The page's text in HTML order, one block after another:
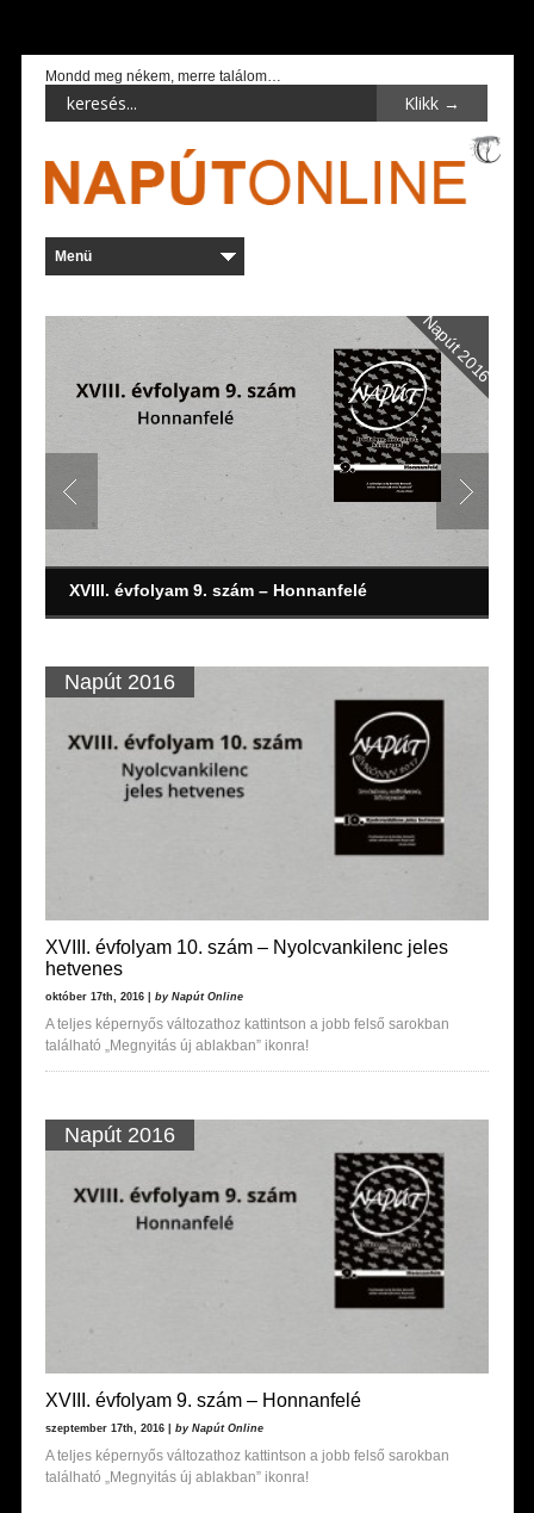
Mondd meg nékem, merre találom…
Napút 2016
XVIII. évfolyam 9. szám – Honnanfelé
XVIII. évfolyam 8. szám – Ha küzd ellenséggel
XVIII. évfolyam 6. szám – Zrínyiáda
XVIII. évfolyam 4. szám – Mű-alkotás: Salföld
XVIII. évfolyam 3. szám – ?szcenikusan
Napút 2016
XVIII. évfolyam 10. szám – Nyolcvankilenc jeles
hetvenes
október 17th, 2016 | by Napút Online
A teljes képernyős változathoz kattintson a jobb felső sarokban
található „Megnyitás új ablakban” ikonra!
Napút 2016
XVIII. évfolyam 9. szám – Honnanfelé
szeptember 17th, 2016 | by Napút Online
A teljes képernyős változathoz kattintson a jobb felső sarokban
található „Megnyitás új ablakban” ikonra!